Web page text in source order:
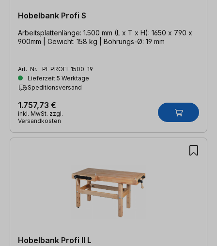
Hobelbank Profi S
Arbeitsplattenlänge: 1.500 mm (L x T x H): 1650 x 790 x
900mm | Gewicht: 158 kg | Bohrungs-Ø: 19 mm
Art.-Nr.: PI-PROFI-1500-19
Lieferzeit 5 Werktage
Speditionsversand
1.757,73 €
inkl. MwSt. zzgl.
Versandkosten
Hobelbank Profi II L